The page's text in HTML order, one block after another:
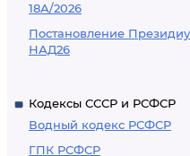
18А/2026
Постановление
НАД26
Кодексы СССР и РСФСР
Водный кодекс РСФСР
ГПК РСФСР